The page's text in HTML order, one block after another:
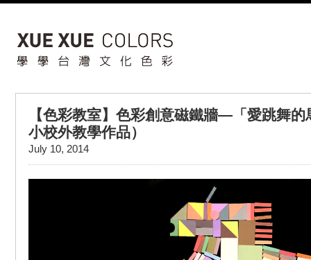
【色彩教室】色彩創意磁鐵牆—「愛跳舞
小校外教學作品）
July 10, 2014